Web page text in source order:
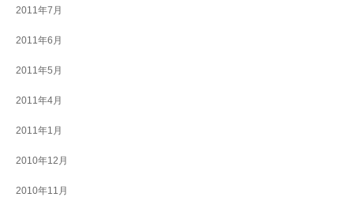
2011年7月
2011年6月
2011年5月
2011年4月
2011年1月
2010年12月
2010年11月